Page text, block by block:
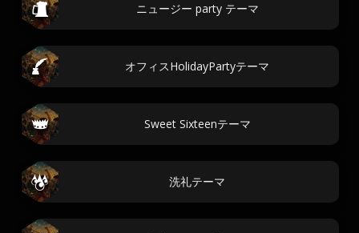
ニュージー party テーマ
オフィスHolidayPartyテーマ
Sweet Sixteenテーマ
洗礼テーマ